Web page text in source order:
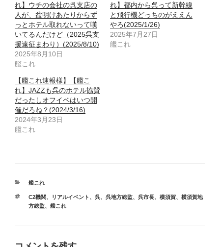
れ】ウチの会社の呉支店の
人が、盆明けあたりからず
っとホテル取れないって嘆
いてるんだけど（2025呉支
援遠征まわり）(2025/8/10)
2025年8月10日
艦これ
れ】都内から呉って新幹線
と飛行機どっちのがええん
やろ(2025/1/26)
2025年7月27日
艦これ
【艦これ速報様】【艦こ
れ】JAZZも呉のホテル協賛
だったしオフイベはいつ開
催だろね？(2024/3/16)
2024年3月23日
艦これ
カ
ゴ
リ
艦これ
タ
グ
C2機関、 リアルイベント 、 呉、 呉地方総監、 呉市長、 横須賀、 横須賀地
方総監、 艦これ